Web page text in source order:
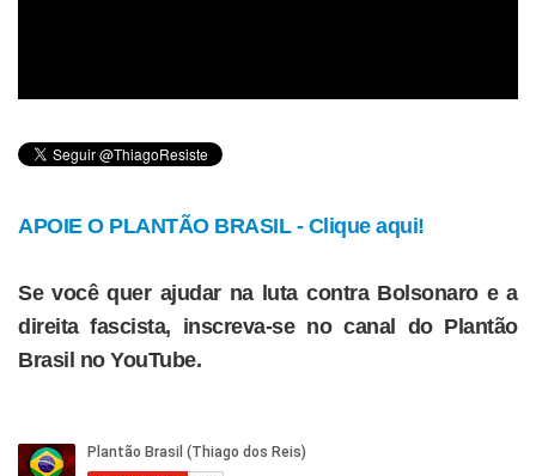
APOIE O PLANTÃO BRASIL - Clique aqui!
Se você quer ajudar na luta contra Bolsonaro e a
direita fascista, inscreva-se no canal do Plantão
Brasil no YouTube.